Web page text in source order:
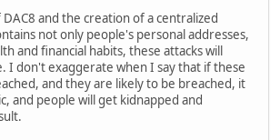
and the creation of a centralized
not only people's personal addresses,
and financial habits, these attacks will
I don't exaggerate when I say that if these
and they are likely to be breached, it
and people will get kidnapped and